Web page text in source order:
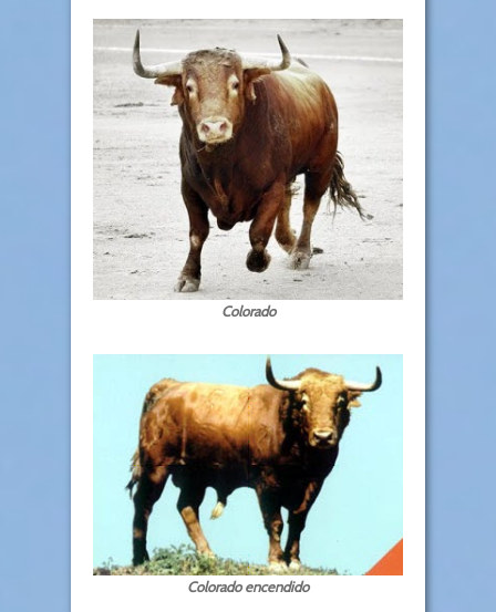
Colorado
Colorado encendido